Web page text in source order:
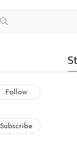
Follow
Subscribe